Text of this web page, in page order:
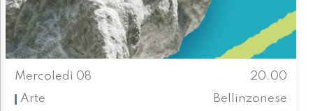
Mercoledì 08
20.00
Arte
Bellinzonese